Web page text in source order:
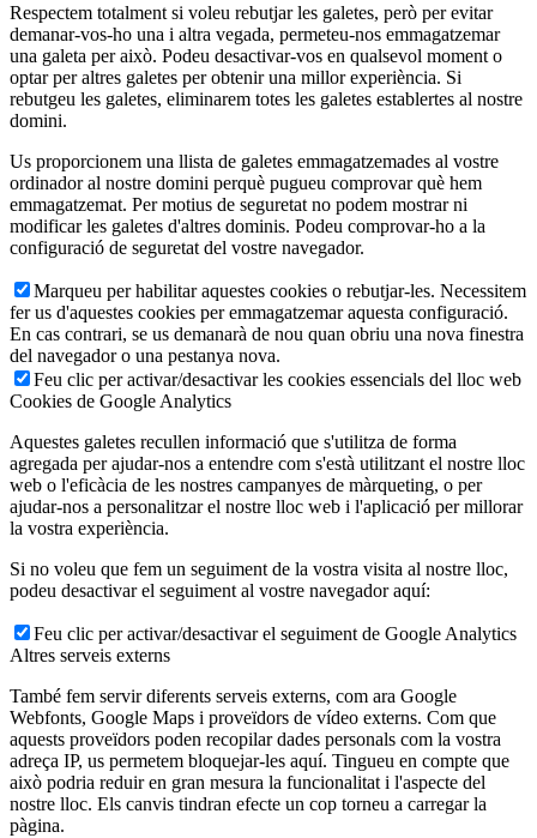
Respectem totalment si voleu rebutjar les galetes, però per evitar
demanar-vos-ho una i altra vegada, permeteu-nos emmagatzemar
una galeta per això. Podeu desactivar-vos en qualsevol moment o
optar per altres galetes per obtenir una millor experiència. Si
rebutgeu les galetes, eliminarem totes les galetes establertes al nostre
domini.
Us proporcionem una llista de galetes emmagatzemades al vostre
ordinador al nostre domini perquè pugueu comprovar què hem
emmagatzemat. Per motius de seguretat no podem mostrar ni
modificar les galetes d'altres dominis. Podeu comprovar-ho a la
configuració de seguretat del vostre navegador.
Marqueu per habilitar aquestes cookies o rebutjar-les. Necessitem
fer us d'aquestes cookies per emmagatzemar aquesta configuració.
En cas contrari, se us demanarà de nou quan obriu una nova finestra
del navegador o una pestanya nova.
Feu clic per activar/desactivar les cookies essencials del lloc web
Cookies de Google Analytics
Aquestes galetes recullen informació que s'utilitza de forma
agregada per ajudar-nos a entendre com s'està utilitzant el nostre lloc
web o l'eficàcia de les nostres campanyes de màrqueting, o per
ajudar-nos a personalitzar el nostre lloc web i l'aplicació per millorar
la vostra experiència.
Si no voleu que fem un seguiment de la vostra visita al nostre lloc,
podeu desactivar el seguiment al vostre navegador aquí:
Feu clic per activar/desactivar el seguiment de Google Analytics
Altres serveis externs
També fem servir diferents serveis externs, com ara Google
Webfonts, Google Maps i proveïdors de vídeo externs. Com que
aquests proveïdors poden recopilar dades personals com la vostra
adreça IP, us permetem bloquejar-les aquí. Tingueu en compte que
això podria reduir en gran mesura la funcionalitat i l'aspecte del
nostre lloc. Els canvis tindran efecte un cop torneu a carregar la
pàgina.